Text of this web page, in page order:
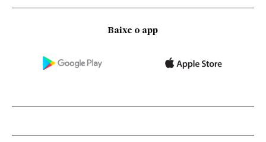
Baixe o app